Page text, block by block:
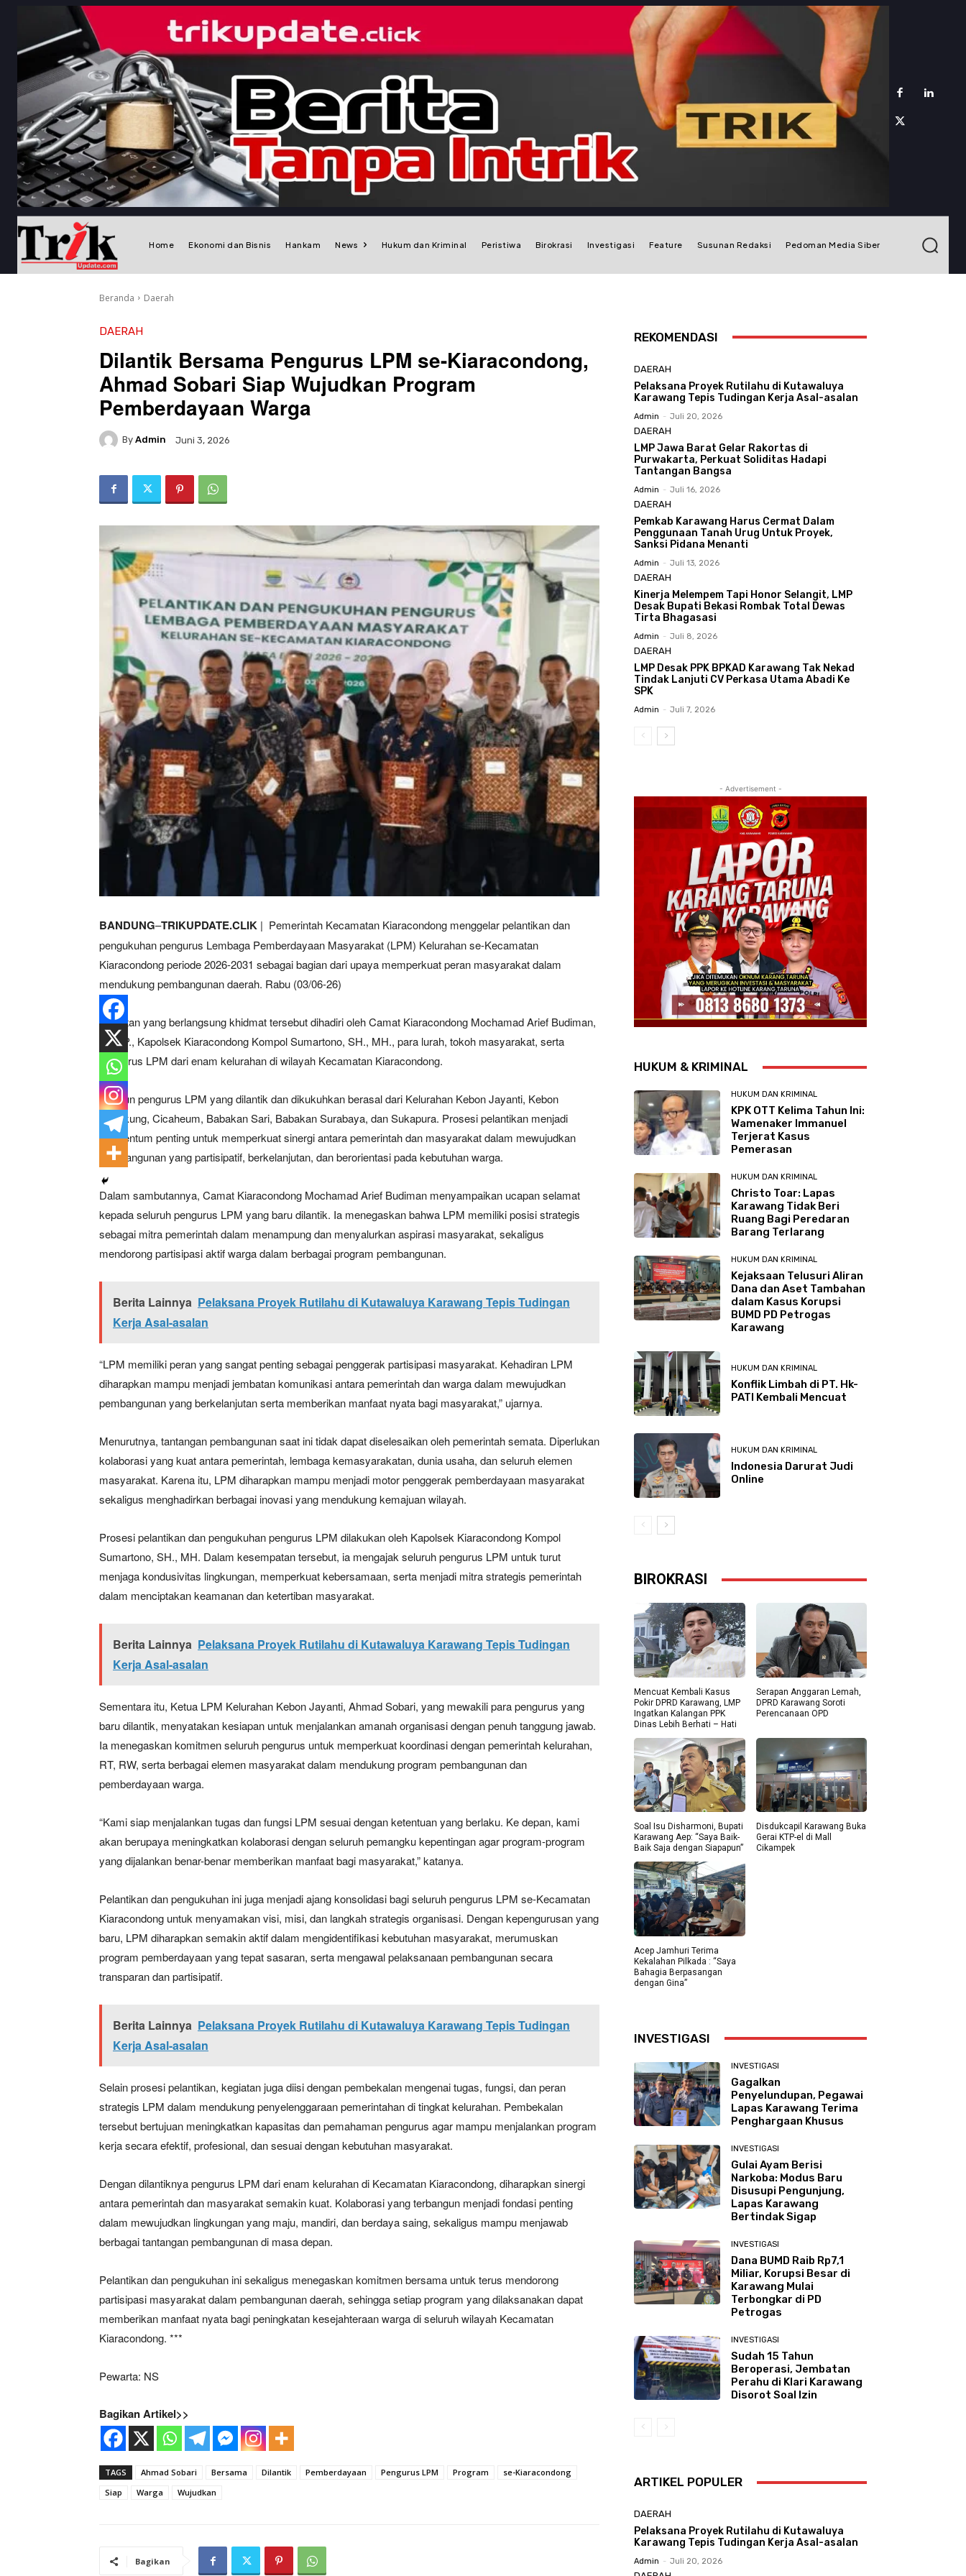
Home Ekonomi dan Bisnis Hankam News Hukum dan Kriminal Peristiwa Birokrasi Investigasi Feature Susunan Redaksi Pedoman Media Siber
Beranda Daerah
DAERAH
Dilantik Bersama Pengurus LPM se-Kiaracondong,
Ahmad Sobari Siap Wujudkan Program
Pemberdayaan Warga
By Admin Juni 3, 2026
BANDUNG–TRIKUPDATE.CLIK | Pemerintah Kecamatan Kiaracondong menggelar pelantikan dan
pengukuhan pengurus Lembaga Pemberdayaan Masyarakat (LPM) Kelurahan se-Kecamatan
Kiaracondong periode 2026-2031 sebagai bagian dari upaya memperkuat peran masyarakat dalam
mendukung pembangunan daerah. Rabu (03/06-26)
Kegiatan yang berlangsung khidmat tersebut dihadiri oleh Camat Kiaracondong Mochamad Arief Budiman,
S.STP., Kapolsek Kiaracondong Kompol Sumartono, SH., MH., para lurah, tokoh masyarakat, serta
pengurus LPM dari enam kelurahan di wilayah Kecamatan Kiaracondong.
Adapun pengurus LPM yang dilantik dan dikukuhkan berasal dari Kelurahan Kebon Jayanti, Kebon
Kangkung, Cicaheum, Babakan Sari, Babakan Surabaya, dan Sukapura. Prosesi pelantikan menjadi
momentum penting untuk memperkuat sinergi antara pemerintah dan masyarakat dalam mewujudkan
pembangunan yang partisipatif, berkelanjutan, dan berorientasi pada kebutuhan warga.
Dalam sambutannya, Camat Kiaracondong Mochamad Arief Budiman menyampaikan ucapan selamat
kepada seluruh pengurus LPM yang baru dilantik. Ia menegaskan bahwa LPM memiliki posisi strategis
sebagai mitra pemerintah dalam menampung dan menyalurkan aspirasi masyarakat, sekaligus
mendorong partisipasi aktif warga dalam berbagai program pembangunan.
Berita Lainnya Pelaksana Proyek Rutilahu di Kutawaluya Karawang Tepis Tudingan
Kerja Asal-asalan
“LPM memiliki peran yang sangat penting sebagai penggerak partisipasi masyarakat. Kehadiran LPM
diharapkan mampu menjadi jembatan komunikasi antara pemerintah dan warga dalam mewujudkan
pembangunan yang berkelanjutan serta memberikan manfaat nyata bagi masyarakat,” ujarnya.
Menurutnya, tantangan pembangunan saat ini tidak dapat diselesaikan oleh pemerintah semata. Diperlukan
kolaborasi yang kuat antara pemerintah, lembaga kemasyarakatan, dunia usaha, dan seluruh elemen
masyarakat. Karena itu, LPM diharapkan mampu menjadi motor penggerak pemberdayaan masyarakat
sekaligus menghadirkan berbagai inovasi yang mendukung kemajuan wilayah.
Prosesi pelantikan dan pengukuhan pengurus LPM dilakukan oleh Kapolsek Kiaracondong Kompol
Sumartono, SH., MH. Dalam kesempatan tersebut, ia mengajak seluruh pengurus LPM untuk turut
menjaga kondusivitas lingkungan, memperkuat kebersamaan, serta menjadi mitra strategis pemerintah
dalam menciptakan keamanan dan ketertiban masyarakat.
Berita Lainnya Pelaksana Proyek Rutilahu di Kutawaluya Karawang Tepis Tudingan
Kerja Asal-asalan
Sementara itu, Ketua LPM Kelurahan Kebon Jayanti, Ahmad Sobari, yang mewakili para pengurus yang
baru dilantik, menyatakan kesiapan untuk menjalankan amanah organisasi dengan penuh tanggung jawab.
Ia menegaskan komitmen seluruh pengurus untuk memperkuat koordinasi dengan pemerintah kelurahan,
RT, RW, serta berbagai elemen masyarakat dalam mendukung program pembangunan dan
pemberdayaan warga.
“Kami siap menjalankan tugas dan fungsi LPM sesuai dengan ketentuan yang berlaku. Ke depan, kami
akan berupaya meningkatkan kolaborasi dengan seluruh pemangku kepentingan agar program-program
yang dijalankan benar-benar memberikan manfaat bagi masyarakat,” katanya.
Pelantikan dan pengukuhan ini juga menjadi ajang konsolidasi bagi seluruh pengurus LPM se-Kecamatan
Kiaracondong untuk menyamakan visi, misi, dan langkah strategis organisasi. Dengan kepengurusan yang
baru, LPM diharapkan semakin aktif dalam mengidentifikasi kebutuhan masyarakat, merumuskan
program pemberdayaan yang tepat sasaran, serta mengawal pelaksanaan pembangunan secara
transparan dan partisipatif.
Berita Lainnya Pelaksana Proyek Rutilahu di Kutawaluya Karawang Tepis Tudingan
Kerja Asal-asalan
Selain prosesi pelantikan, kegiatan juga diisi dengan pembekalan mengenai tugas, fungsi, dan peran
strategis LPM dalam mendukung penyelenggaraan pemerintahan di tingkat kelurahan. Pembekalan
tersebut bertujuan meningkatkan kapasitas dan pemahaman pengurus agar mampu menjalankan program
kerja secara efektif, profesional, dan sesuai dengan kebutuhan masyarakat.
Dengan dilantiknya pengurus LPM dari enam kelurahan di Kecamatan Kiaracondong, diharapkan sinergi
antara pemerintah dan masyarakat semakin kuat. Kolaborasi yang terbangun menjadi fondasi penting
dalam mewujudkan lingkungan yang maju, mandiri, dan berdaya saing, sekaligus mampu menjawab
berbagai tantangan pembangunan di masa depan.
Pelantikan dan pengukuhan ini sekaligus menegaskan komitmen bersama untuk terus mendorong
partisipasi masyarakat dalam pembangunan daerah, sehingga setiap program yang dilaksanakan dapat
memberikan manfaat nyata bagi peningkatan kesejahteraan warga di seluruh wilayah Kecamatan
Kiaracondong. ***
Pewarta: NS
Bagikan Artikel>>
TAGS Ahmad Sobari Bersama Dilantik Pemberdayaan Pengurus LPM Program
se-Kiaracondong
Siap
Warga Wujudkan
Bagikan
REKOMENDASI
DAERAH
Pelaksana Proyek Rutilahu di Kutawaluya
Karawang Tepis Tudingan Kerja Asal-asalan
Admin - Juli 20, 2026
DAERAH
LMP Jawa Barat Gelar Rakortas di
Purwakarta, Perkuat Soliditas Hadapi
Tantangan Bangsa
Admin - Juli 16, 2026
DAERAH
Pemkab Karawang Harus Cermat Dalam
Penggunaan Tanah Urug Untuk Proyek,
Sanksi Pidana Menanti
Admin - Juli 13, 2026
DAERAH
Kinerja Melempem Tapi Honor Selangit, LMP
Desak Bupati Bekasi Rombak Total Dewas
Tirta Bhagasasi
Admin - Juli 8, 2026
DAERAH
LMP Desak PPK BPKAD Karawang Tak Nekad
Tindak Lanjuti CV Perkasa Utama Abadi Ke
SPK
Admin - Juli 7, 2026
- Advertisement -
HUKUM & KRIMINAL
HUKUM DAN KRIMINAL
KPK OTT Kelima Tahun Ini:
Wamenaker Immanuel
Terjerat Kasus
Pemerasan
HUKUM DAN KRIMINAL
Christo Toar: Lapas
Karawang Tidak Beri
Ruang Bagi Peredaran
Barang Terlarang
HUKUM DAN KRIMINAL
Kejaksaan Telusuri Aliran
Dana dan Aset Tambahan
dalam Kasus Korupsi
BUMD PD Petrogas
Karawang
HUKUM DAN KRIMINAL
Konflik Limbah di PT. Hk-
PATI Kembali Mencuat
HUKUM DAN KRIMINAL
Indonesia Darurat Judi
Online
BIROKRASI
Mencuat Kembali Kasus
Pokir DPRD Karawang, LMP
Ingatkan Kalangan PPK
Dinas Lebih Berhati – Hati
Serapan Anggaran Lemah,
DPRD Karawang Soroti
Perencanaan OPD
Soal Isu Disharmoni, Bupati
Karawang Aep: “Saya Baik-
Baik Saja dengan Siapapun”
Disdukcapil Karawang Buka
Gerai KTP-el di Mall
Cikampek
Acep Jamhuri Terima
Kekalahan Pilkada : “Saya
Bahagia Berpasangan
dengan Gina”
INVESTIGASI
INVESTIGASI
Gagalkan
Penyelundupan, Pegawai
Lapas Karawang Terima
Penghargaan Khusus
INVESTIGASI
Gulai Ayam Berisi
Narkoba: Modus Baru
Disusupi Pengunjung,
Lapas Karawang
Bertindak Sigap
INVESTIGASI
Dana BUMD Raib Rp7,1
Miliar, Korupsi Besar di
Karawang Mulai
Terbongkar di PD
Petrogas
INVESTIGASI
Sudah 15 Tahun
Beroperasi, Jembatan
Perahu di Klari Karawang
Disorot Soal Izin
ARTIKEL POPULER
DAERAH
Pelaksana Proyek Rutilahu di Kutawaluya
Karawang Tepis Tudingan Kerja Asal-asalan
Admin - Juli 20, 2026